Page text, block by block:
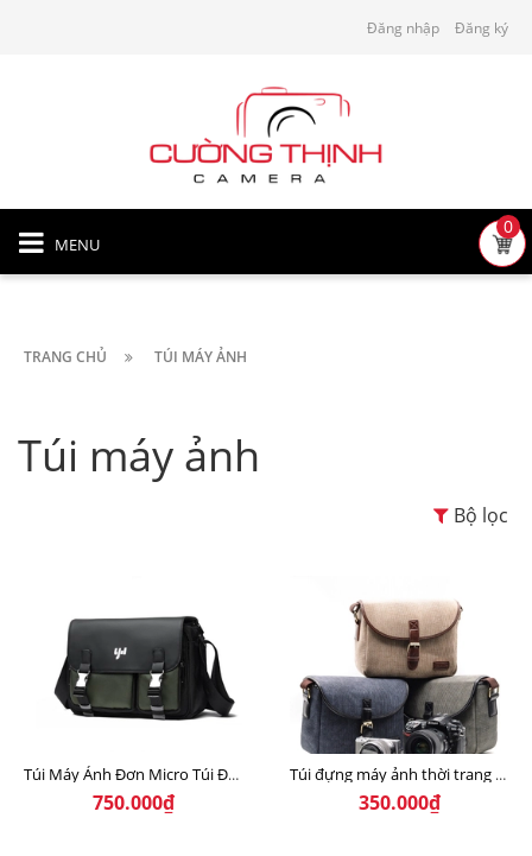
Đăng nhập Đăng ký
MENU
0
TRANG CHỦ TÚI MÁY ẢNH
Túi máy ảnh
Bộ lọc
Túi Máy Ảnh Đơn Micro Túi Đeo Chéo Nam Túi Đeo Vai
750.000₫
Túi đựng máy ảnh thời trang Travel Life
350.000₫